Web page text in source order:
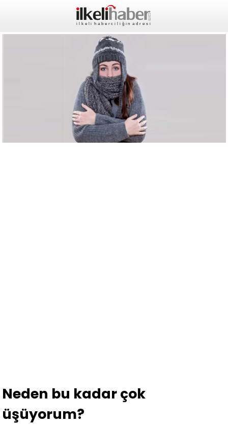
Neden bu kadar çok
üşüyorum?